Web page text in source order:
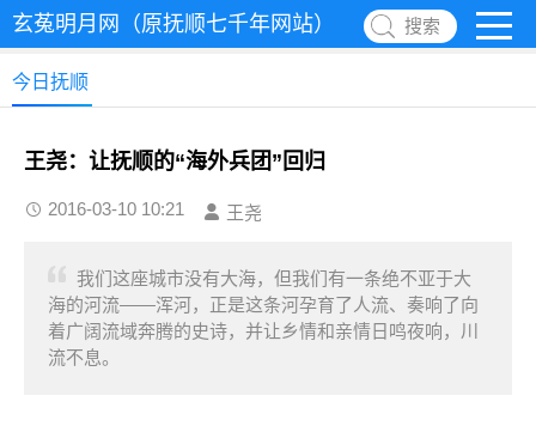
玄菟明月网（原抚顺七千年网站） 搜索
今日抚顺
王尧：让抚顺的“海外兵团”回归
2016-03-10 10:21 王尧
我们这座城市没有大海，但我们有一条绝不亚于大
海的河流——浑河，正是这条河孕育了人流、奏响了向
着广阔流域奔腾的史诗，并让乡情和亲情日鸣夜响，川
流不息。